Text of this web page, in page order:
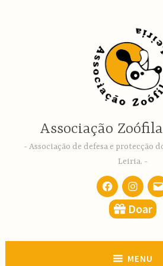
Associação
Associação de defesa e protecção
Leiria.
Facebook
Doar
MENU